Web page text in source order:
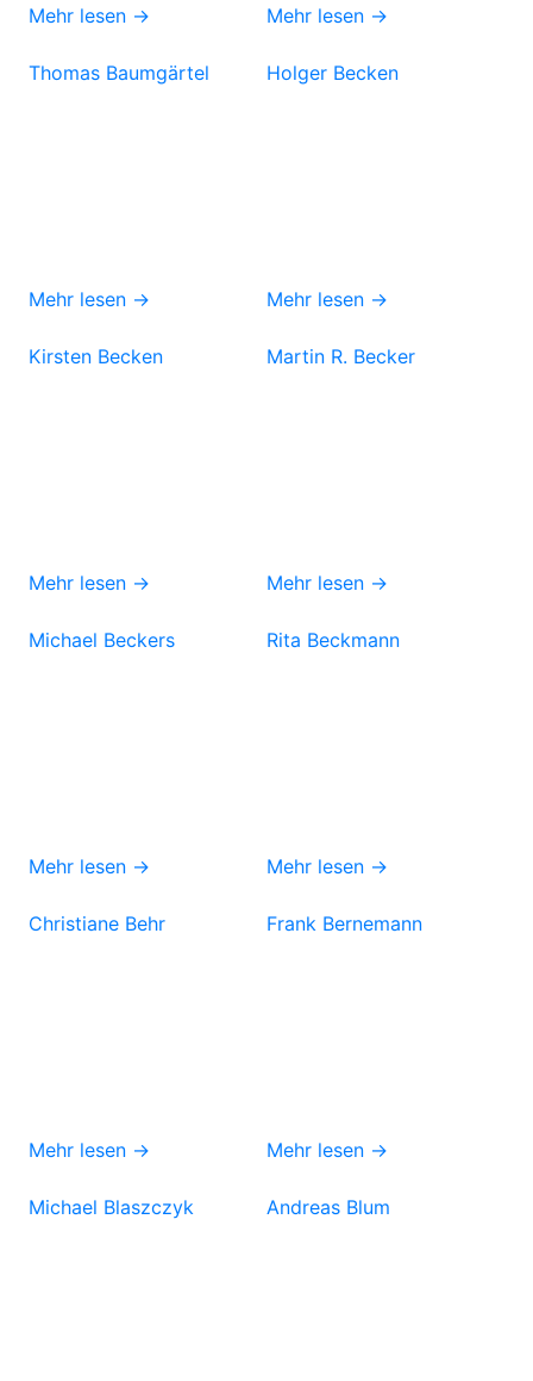
Mehr lesen → Mehr lesen →
Thomas Baumgärtel
Mehr lesen →
Holger Becken
Mehr lesen →
Kirsten Becken
Mehr lesen →
Martin R. Becker
Mehr lesen →
Michael Beckers
Mehr lesen →
Rita Beckmann
Mehr lesen →
Christiane Behr
Mehr lesen →
Frank Bernemann
Mehr lesen →
Michael Blaszczyk Andreas Blum